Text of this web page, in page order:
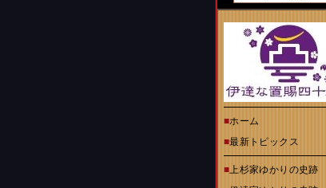
■ホーム
■最新トピックス
■上杉家ゆかりの史跡